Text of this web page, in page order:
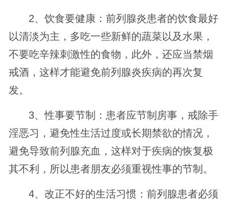
2、饮食要健康：前列腺炎患者的饮食最好
以清淡为主，多吃一些新鲜的蔬菜以及水果，
不要吃辛辣刺激性的食物，此外，还应当禁烟
戒酒，这样才能避免前列腺炎疾病的再次复
发。
3、性事要节制：患者应节制房事，戒除手
淫恶习，避免性生活过度或长期禁欲的情况，
避免导致前列腺充血，这样对于疾病的恢复极
其不利，所以患者朋友必须重视性事的节制。
4、改正不好的生活习惯：前列腺患者必须